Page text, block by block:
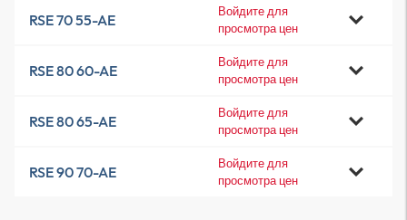
RSE 70 55-AE
Войдите для
просмотра цен
RSE 80 60-AE
Войдите для
просмотра цен
RSE 80 65-AE
Войдите для
просмотра цен
RSE 90 70-AE
Войдите для
просмотра цен